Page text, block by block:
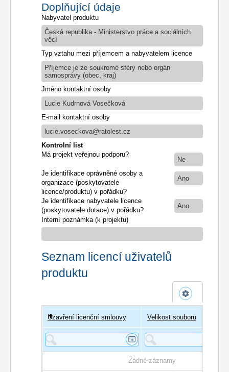
Doplňující údaje
Nabyvatel produktu
Česká republika - Ministerstvo práce a sociálních
věcí
Typ vztahu mezi příjemcem a nabyvatelem licence
Příjemce je ze soukromé sféry nebo orgán
samosprávy (obec, kraj)
Jméno kontaktní osoby
Lucie Kudrnová Vosečková
E-mail kontaktní osoby
lucie.voseckova@ratolest.cz
Kontrolní list
Má projekt veřejnou podporu?
Ne
Je identifikace oprávněné osoby a
organizace (poskytovatele
licence/produktu) v pořádku?
Ano
Je identifikace nabyvatele licence
(poskytovatele dotace) v pořádku?
Ano
Interní poznámka (k projektu)
Seznam licencí uživatelů
produktu
Uživatel
Uzavření licenční smlouvy Velikost souboru
Žádné záznamy